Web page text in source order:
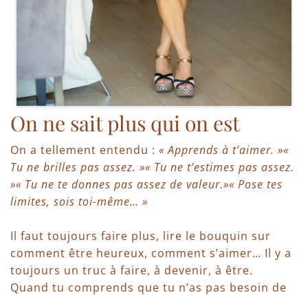
On ne sait plus qui on est
On a tellement entendu : « Apprends à t’aimer. »«
Tu ne brilles pas assez. »« Tu ne t’estimes pas assez.
»« Tu ne te donnes pas assez de valeur.»« Pose tes
limites, sois toi-même… »
Il faut toujours faire plus, lire le bouquin sur
comment être heureux, comment s’aimer… Il y a
toujours un truc à faire, à devenir, à être.
Quand tu comprends que tu n’as pas besoin de